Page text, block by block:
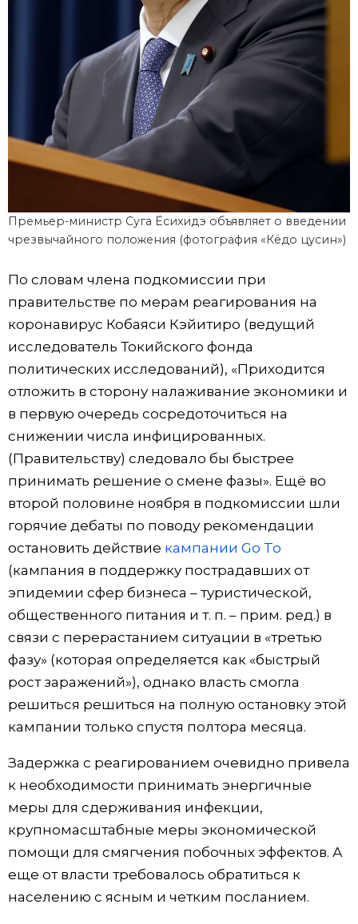
Премьер-министр Суга Ёсихидэ объявляет о введении
чрезвычайного положения (фотография «Кёдо цусин»)
По словам члена подкомиссии при
правительстве по мерам реагирования на
коронавирус Кобаяси Кэйитиро (ведущий
исследователь Токийского фонда
политических исследований), «Приходится
отложить в сторону налаживание экономики и
в первую очередь сосредоточиться на
снижении числа инфицированных.
(Правительству) следовало бы быстрее
принимать решение о смене фазы». Ещё во
второй половине ноября в подкомиссии шли
горячие дебаты по поводу рекомендации
остановить действие кампании Go To
(кампания в поддержку пострадавших от
эпидемии сфер бизнеса – туристической,
общественного питания и т. п. – прим. ред.) в
связи с перерастанием ситуации в «третью
фазу» (которая определяется как «быстрый
рост заражений»), однако власть смогла
решиться решиться на полную остановку этой
кампании только спустя полтора месяца.
Задержка с реагированием очевидно привела
к необходимости принимать энергичные
меры для сдерживания инфекции,
крупномасштабные меры экономической
помощи для смягчения побочных эффектов. А
еще от власти требовалось обратиться к
населению с ясным и четким посланием.